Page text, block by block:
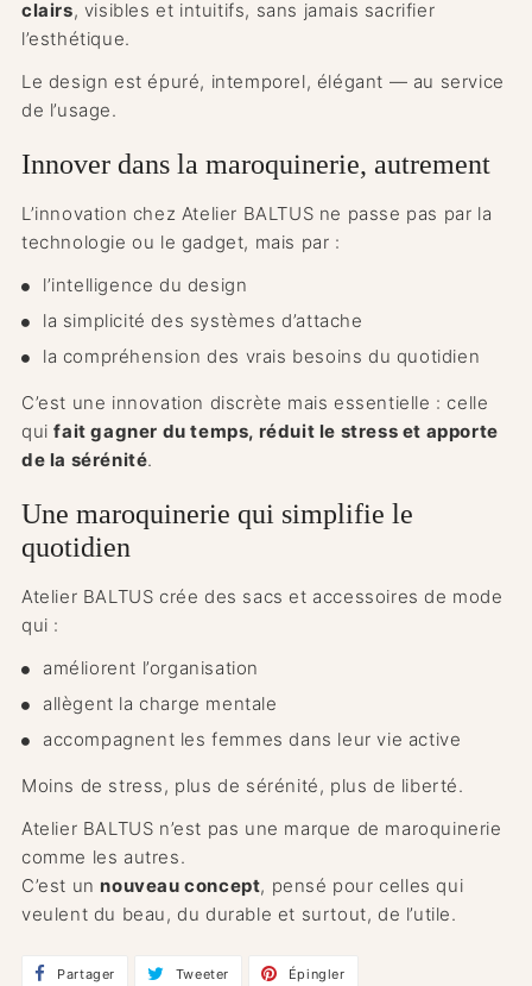
clairs, visibles et intuitifs, sans jamais sacrifier
l’esthétique.
Le design est épuré, intemporel, élégant — au service
de l’usage.
Innover dans la maroquinerie, autrement
L’innovation chez Atelier BALTUS ne passe pas par la
technologie ou le gadget, mais par :
l’intelligence du design
la simplicité des systèmes d’attache
la compréhension des vrais besoins du quotidien
C’est une innovation discrète mais essentielle : celle
quifait gagner du temps, réduit le stress et apporte
de la sérénité.
Une maroquinerie qui simplifie le
quotidien
Atelier BALTUS crée des sacs et accessoires de mode
qui :
améliorent l’organisation
allègent la charge mentale
accompagnent les femmes dans leur vie active
Moins de stress, plus de sérénité, plus de liberté.
Atelier BALTUS n’est pas une marque de maroquinerie
comme les autres.
C’est un nouveau concept, pensé pour celles qui
veulent du beau, du durable et surtout, de l’utile.
Partager PartagerTweeter TweeterÉpingler